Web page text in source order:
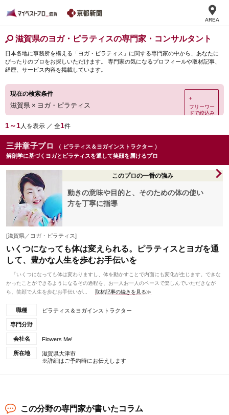
AREA
滋賀県のヨガ・ピラティスの専門家・コンサルタント
日本各地に事務所を構える「ヨガ・ピラティス」に関する専門家の中から、あなたに
ぴったりのプロをお探しいただけます。 専門家の気になるプロフィールや取材記事、
経歴、サービス内容を掲載しています。
現在の検索条件
滋賀県 × ヨガ・ピラティス
＋
フリーワー
ドで絞込み
1～1人を表示 ／ 全1件
三井章子プロ
（ ピラティス＆ヨガインストラクター ）
解剖学に基づくヨガとピラティスを通して笑顔を届けるプロ
このプロの一番の強み
動きの意味や目的と、そのための体の使い
方を丁寧に指導
[滋賀県／ヨガ・ピラティス]
いくつになっても体は変えられる。ピラティスとヨガを通
して、豊かな人生を歩むお手伝いを
「いくつになっても体は変わりますし、体を動かすことで内面にも変化が生じます。できな
かったことができるようになるその過程を、お一人お一人のペースで楽しんでいただきなが
ら、笑顔で人生を歩むお手伝いが...
取材記事の続きを見る≫
職種 ピラティス＆ヨガインストラクター
専門分野
会社名 Flowers Me!
所在地
滋賀県大津市
※詳細はご予約時にお伝えします
この分野の専門家が書いたコラム